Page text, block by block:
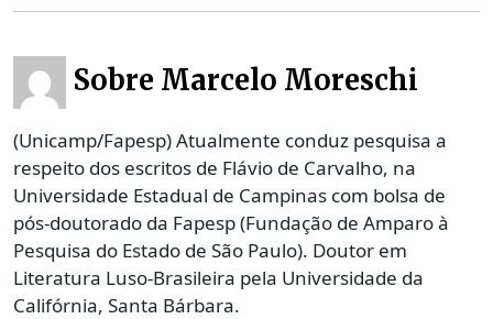
Sobre Marcelo Moreschi
(Unicamp/Fapesp) Atualmente conduz pesquisa a
respeito dos escritos de Flávio de Carvalho, na
Universidade Estadual de Campinas com bolsa de
pós-doutorado da Fapesp (Fundação de Amparo à
Pesquisa do Estado de São Paulo). Doutor em
Literatura Luso-Brasileira pela Universidade da
Califórnia, Santa Bárbara.